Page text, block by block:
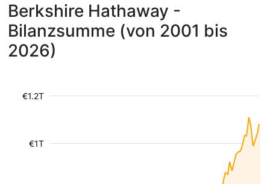
Berkshire Hathaway -
Bilanzsumme (von 2001 bis
2026)
€1T
€1.2T